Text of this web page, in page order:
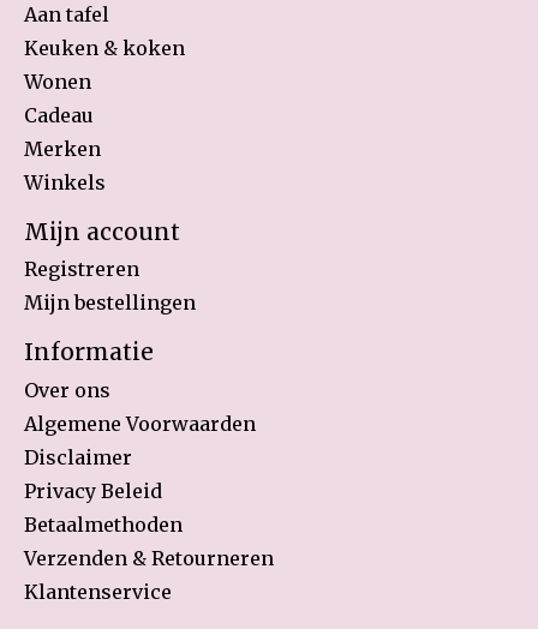
Aan tafel
Keuken & koken
Wonen
Cadeau
Merken
Winkels
Mijn account
Registreren
Mijn bestellingen
Informatie
Over ons
Algemene Voorwaarden
Disclaimer
Privacy Beleid
Betaalmethoden
Verzenden & Retourneren
Klantenservice